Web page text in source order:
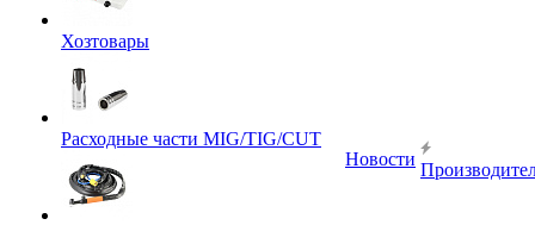
Хозтовары
Расходные части MIG/TIG/CUT
Новости